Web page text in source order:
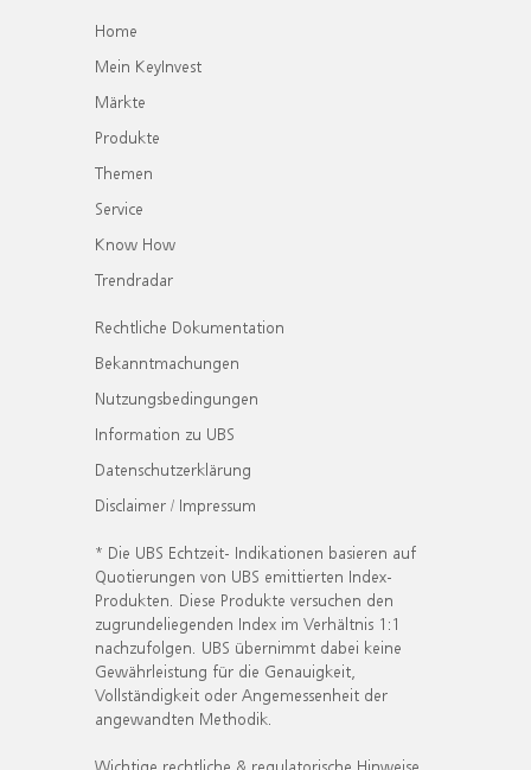
Home
Mein KeyInvest
Märkte
Produkte
Themen
Service
Know How
Trendradar
Rechtliche Dokumentation
Bekanntmachungen
Nutzungsbedingungen
Information zu UBS
Datenschutzerklärung
Disclaimer / Impressum
* Die UBS Echtzeit- Indikationen basieren auf
Quotierungen von UBS emittierten Index-
Produkten. Diese Produkte versuchen den
zugrundeliegenden Index im Verhältnis 1:1
nachzufolgen. UBS übernimmt dabei keine
Gewährleistung für die Genauigkeit,
Vollständigkeit oder Angemessenheit der
angewandten Methodik.